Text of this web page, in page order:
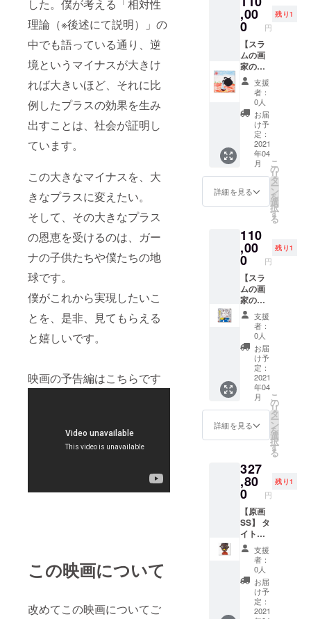
した。僕が考える「相対性
理論（※後述にて説明）」の
中でも語っている通り、逆
境というマイナスが大きけ
れば大きいほど、それに比
例したプラスの効果を生み
出すことは、社会が証明し
ています。
この大きなマイナスを、大
きなプラスに変えたい。
そして、その大きなプラス
の恩恵を受けるのは、ガー
ナの子供たちや僕たちの地
球です。
僕がこれから実現したいこ
とを、是非、見てもらえる
と嬉しいです。
映画の予告編はこちらです
この映画について
改めてこの映画についてご
本。ス
ラム街
の小学
校が運
営費に
充てら
れま
す。
す、絵
は直筆
となり
ます。
,00
0 円
残り1
【スラ
ムの画
家の作
品１】
長坂真
護が始
め
た、“ス
ラム街
から
スー
パース
ターを
生み出
そう”と
クト。
現地の
青少年
に絵を
描くこ
とを指
導し、
自ら、
画家と
なるべ
く志願
した子
の絵を
先進国
で販売
し、利
益（販
売価格
の1割）
還元す
る仕組
みを作
りまし
た。 サ
イズ：
約
30cm×
30cm
素材：
キャン
バスに
アクリ
ル絵の
支援
者：
0人
お届
け予
定：
2021
年04
月
詳細を見る
こ
の
リ
タ
ー
ン
を
選
択
す
る
110
,00
0 円
残り1
【スラ
ムの画
家の作
品3】
長坂真
護が始
め
た、“ス
ラム街
から
スー
パース
ターを
生み出
そう”と
クト。
現地の
青少年
に絵を
描くこ
とを指
導し、
自ら、
画家と
なるべ
く志願
した子
の絵を
先進国
支援
者：
0人
お届
け予
定：
2021
年04
月
詳細を見る
こ
の
リ
タ
ー
ン
を
選
択
す
る
327
,80
0 円
残り1
【原画
SS】 タ
イト
ル：
『The
act me
more』
美術
家・長
坂真護
支援
者：
0人
お届
け予
定：
2021